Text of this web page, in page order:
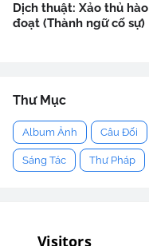
Dịch thuật: Xảo thủ hào
đoạt (Thành ngữ cố sự)
Thư Mục
Album Ảnh Câu Đối
Sáng Tác Thư Pháp